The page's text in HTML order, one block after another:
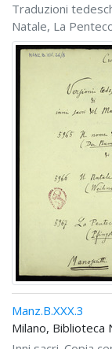
Traduzioni
Natale, La
Manz.B.XXX.3
Milano, Biblioteca